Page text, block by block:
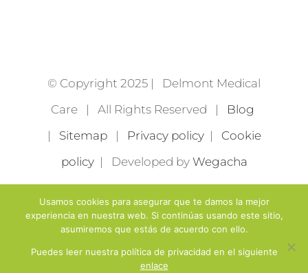
© Copyright 2025 | Delmont Medical
Care | All Rights Reserved | Blog
| Sitemap| Privacy policy| Cookie
policy| Developed by Wegacha
Usamos cookies para asegurar que te damos la mejor
experiencia en nuestra web. Si continúas usando este sitio,
asumiremos que estás de acuerdo con ello.
Puedes leer nuestra política de privacidad en el siguiente
enlace